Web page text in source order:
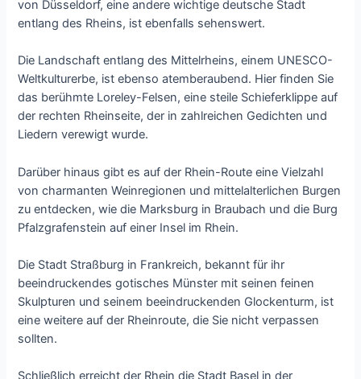
von Düsseldorf, eine andere wichtige deutsche Stadt
entlang des Rheins, ist ebenfalls sehenswert.
Die Landschaft entlang des Mittelrheins, einem UNESCO-
Weltkulturerbe, ist ebenso atemberaubend. Hier finden Sie
das berühmte Loreley-Felsen, eine steile Schieferklippe auf
der rechten Rheinseite, der in zahlreichen Gedichten und
Liedern verewigt wurde.
Darüber hinaus gibt es auf der Rhein-Route eine Vielzahl
von charmanten Weinregionen und mittelalterlichen Burgen
zu entdecken, wie die Marksburg in Braubach und die Burg
Pfalzgrafenstein auf einer Insel im Rhein.
Die Stadt Straßburg in Frankreich, bekannt für ihr
beeindruckendes gotisches Münster mit seinen feinen
Skulpturen und seinem beeindruckenden Glockenturm, ist
eine weitere auf der Rheinroute, die Sie nicht verpassen
sollten.
Schließlich erreicht der Rhein die Stadt Basel in der